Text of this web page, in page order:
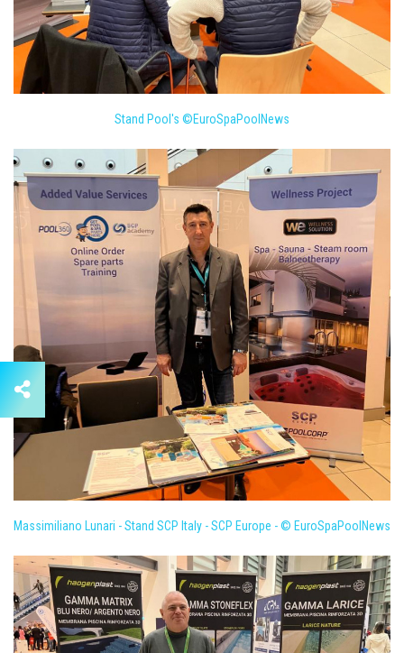
Stand Pool's ©EuroSpaPoolNews
Massimiliano Lunari - Stand SCP Italy - SCP Europe - © EuroSpaPoolNews